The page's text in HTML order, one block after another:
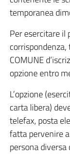
temporanea
Per esercitare il
COMUNE
opzione entro
L’opzione
carta libera)
telefax, posta
fatta pervenire
persona diversa